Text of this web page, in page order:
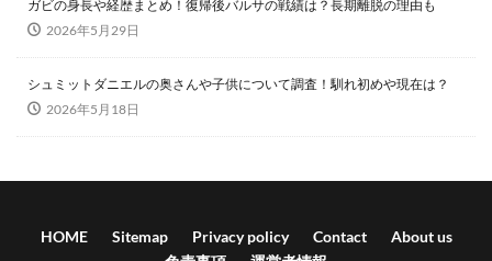
ガビの身長や経歴まとめ！復帰後バルサの戦績は？長期離脱の理由も
2026年5月29日
シュミットダニエルの奥さんや子供について調査！馴れ初めや現在は？
2026年5月18日
HOME Sitemap Privacy policy Contact
About us